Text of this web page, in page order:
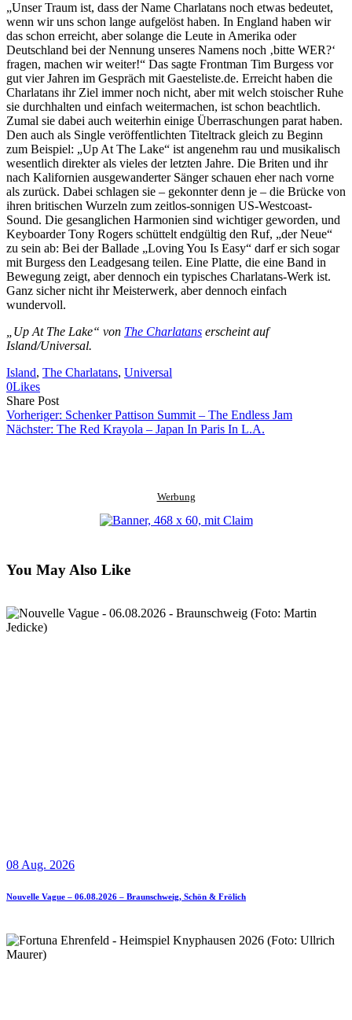
Facebook
to
clipboard
via
eMail
„Unser Traum ist, dass der Name Charlatans noch etwas bedeutet,
wenn wir uns schon lange aufgelöst haben. In England haben wir
das schon erreicht, aber solange die Leute in Amerika oder
Deutschland bei der Nennung unseres Namens noch ‚bitte WER?‘
fragen, machen wir weiter!“ Das sagte Frontman Tim Burgess vor
gut vier Jahren im Gespräch mit Gaesteliste.de. Erreicht haben die
Charlatans ihr Ziel immer noch nicht, aber mit welch stoischer Ruhe
sie durchhalten und einfach weitermachen, ist schon beachtlich.
Zumal sie dabei auch weiterhin einige Überraschungen parat haben.
Den auch als Single veröffentlichten Titeltrack gleich zu Beginn
zum Beispiel: „Up At The Lake“ ist angenehm rau und musikalisch
wesentlich direkter als vieles der letzten Jahre. Die Briten und ihr
nach Kalifornien ausgewanderter Sänger schauen eher nach vorne
als zurück. Dabei schlagen sie – gekonnter denn je – die Brücke von
ihren britischen Wurzeln zum zeitlos-sonnigen US-Westcoast-
Sound. Die gesanglichen Harmonien sind wichtiger geworden, und
Keyboarder Tony Rogers schüttelt endgültig den Ruf, „der Neue“
zu sein ab: Bei der Ballade „Loving You Is Easy“ darf er sich sogar
mit Burgess den Leadgesang teilen. Eine Platte, die eine Band in
Bewegung zeigt, aber dennoch ein typisches Charlatans-Werk ist.
Ganz sicher nicht ihr Meisterwerk, aber dennoch einfach
wundervoll.
„Up At The Lake“ von The Charlatans erscheint auf
Island/Universal.
Island, The Charlatans, Universal
0Likes
Share PostShare
on
Facebook
Copy
URL
to
Send
Link
via
Vorheriger: Schenker Pattison Summit – The Endless Jam
Nächster: The Red Krayola – Japan In Paris In L.A.
Werbung
You May Also Like
08 Aug. 2026
Nouvelle Vague – 06.08.2026 – Braunschweig, Schön & Frölich